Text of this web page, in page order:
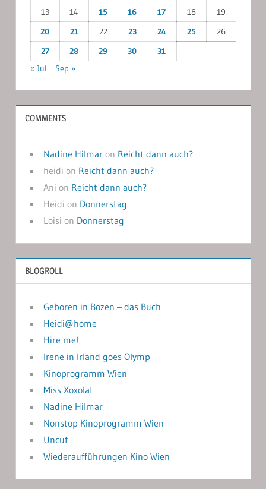
13
14 15 16 17 18
19
20
21 22 23 24 25
26
27
28 29 30
31
« Jul
Sep »
COMMENTS
Nadine Hilmaron Reicht dann auch?
heidi on Reicht dann auch?
Ani on Reicht dann auch?
Heidi on Donnerstag
Loisi on Donnerstag
BLOGROLL
Geboren in Bozen – das Buch
Heidi@home
Hire me!
Irene in Irland goes Olymp
Kinoprogramm Wien
Miss Xoxolat
Nadine Hilmar
Nonstop Kinoprogramm Wien
Uncut
Wiederaufführungen Kino Wien